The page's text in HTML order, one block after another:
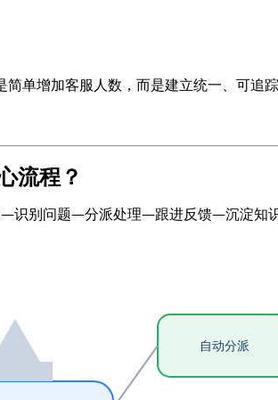
单增加客服人数，而是建立统一、可追
流程？
—识别问题—分派处理—跟进反馈—沉淀知